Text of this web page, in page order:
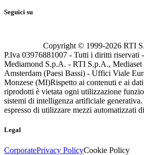
Seguici su
Copyright © 1999-2026 RTI
P.Iva 03976881007 - Tutti i diritti riservati
Mediamond S.p.A. - RTI S.p.A., Mediaset
Amsterdam (Paesi Bassi) - Uffici Viale
Monzese (MI)Rispetto ai contenuti e ai
riprodotti è vietata ogni utilizzazione
sistemi di intelligenza artificiale
espresso di utilizzare mezzi automatizzati
Legal
CorporatePrivacy PolicyCookie Policy